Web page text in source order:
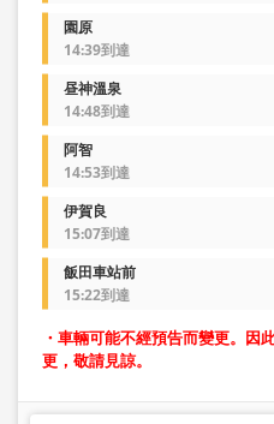
園原
14:39到達
昼神溫泉
14:48到達
阿智
14:53到達
伊賀良
15:07到達
飯田車站前
15:22到達
・車輛可能不經預告而變更。因
更，敬請見諒。